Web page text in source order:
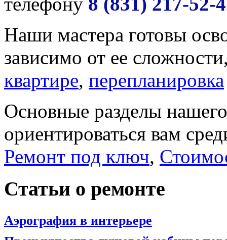
Наши мастера готовы
зависимо от ее
квартире, перепланировка
Основные разделы
ориентироваться вам
Ремонт под ключ,
Статьи о ремонте
Аэрография в интерьере